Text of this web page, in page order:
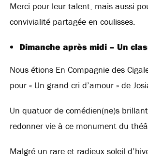
Merci pour leur talent, mais aussi
convivialité partagée en coulisses.
Dimanche après midi – Un
Nous étions En Compagnie des
pour « Un grand cri d’amour » de
Un quatuor de comédien(ne)s
redonner vie à ce monument du
Malgré un rare et radieux soleil